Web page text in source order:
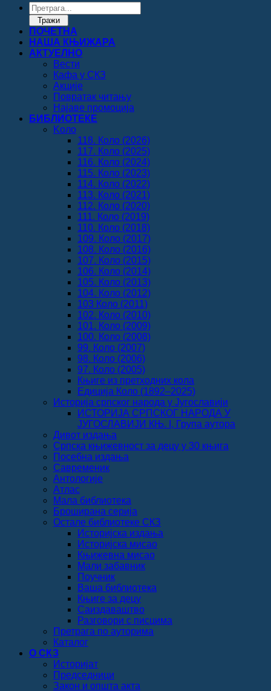
Products
search
Тражи
ПОЧЕТНА
НАША КЊИЖАРА
АКТУЕЛНО
Вести
Кафа у СКЗ
Акције
Повратак читању
Најаве промоција
БИБЛИОТЕКЕ
Koло
118. Коло (2026)
117. Коло (2025)
116. Коло (2024)
115. Коло (2023)
114. Коло (2022)
113. Коло (2021)
112. Коло (2020)
111. Коло (2019)
110. Коло (2018)
109. Коло (2017)
108. Коло (2016)
107. Коло (2015)
106. Коло (2014)
105. Коло (2013)
104. Коло (2012)
103 Коло (2011)
102. Коло (2010)
101. Коло (2009)
100. Коло (2008)
99. Коло (2007)
98. Коло (2006)
97. Коло (2005)
Књиге из претходних кола
Едиција Коло (1892‒2025)
Историја српског народа у Југославији
ИСТОРИЈА СРПСКОГ НАРОДА У
ЈУГОСЛАВИЈИ КЊ. I, Група аутора
Дивот издања
Српска књижевност за децу у 30 књига
Посебна издања
Савременик
Антологије
Атлас
Мала библиотека
Броширана серија
Остале библиотеке СКЗ
Историјска издања
Историјска мисао
Књижевна мисао
Мали забавник
Поучник
Ваша библиотека
Књиге за децу
Саиздаваштво
Разговори с писцима
Претрага по ауторима
Каталог
О СКЗ
Историјат
Председници
Закон и општа акта